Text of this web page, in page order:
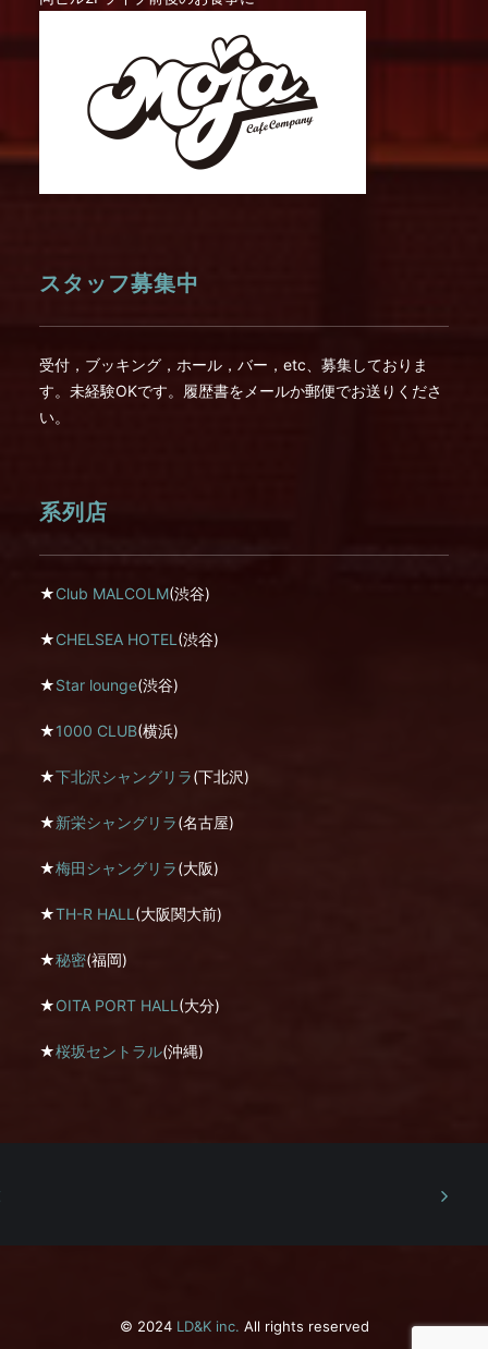
スタッフ募集中
受付，ブッキング，ホール，バー，etc、募集しておりま
す。未経験OKです。履歴書をメールか郵便でお送りくださ
い。
系列店
★Club MALCOLM(渋谷)
★CHELSEA HOTEL (渋谷)
★Star lounge(渋谷)
★1000 CLUB(横浜)
★下北沢シャングリラ(下北沢)
★新栄シャングリラ(名古屋)
★梅田シャングリラ(大阪)
★TH-R HALL (大阪関大前)
★秘密(福岡)
★OITA PORT HALL (大分)
★桜坂セントラル(沖縄)
© 2024 LD&K inc. All rights reserved